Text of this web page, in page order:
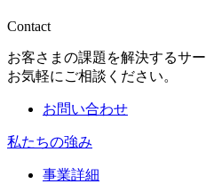
Contact
お客さまの課題を解決するサ
お気軽にご相談ください。
お問い合わせ
私たちの強み
事業詳細